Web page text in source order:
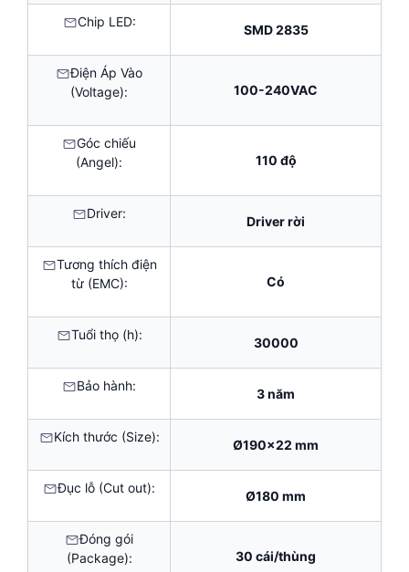
Chip LED:
SMD 2835
Điện Áp Vào
(Voltage):
100-240VAC
Góc chiếu
(Angel):
110 độ
Driver:
Driver rời
Tương thích điện
từ (EMC):
Có
Tuổi thọ (h):
30000
Bảo hành:
3 năm
Kích thước (Size):
Ø190×22 mm
Đục lỗ (Cut out):
Ø180 mm
Đóng gói
(Package):
30 cái/thùng